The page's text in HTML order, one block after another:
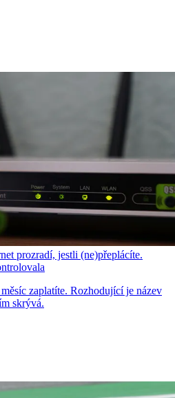
prozradí, jestli (ne)přeplácíte.
zaplatíte. Rozhodující je název
skrývá.